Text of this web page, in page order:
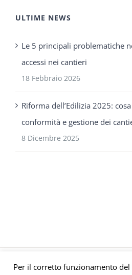
ULTIME NEWS
Le 5 principali problematiche
accessi nei cantieri
18 Febbraio 2026
Riforma dell’Edilizia 2025:
conformità e gestione dei
8 Dicembre 2025
© Gruppo Polaris P.IVA C.F. Iscriz.
Per il corretto funzionamento